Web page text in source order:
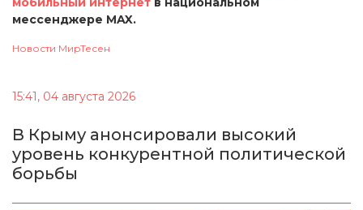
мессенджере MAX.
Новости МирТесен
15:41, 04 августа 2026
В Крыму анонсировали высокий
уровень конкурентной политической
борьбы